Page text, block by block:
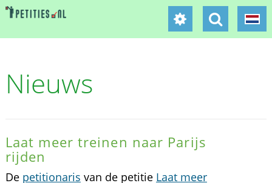
Nieuws
Laat meer treinen naar Parijs
rijden
De petitionaris van de petitie Laat meer